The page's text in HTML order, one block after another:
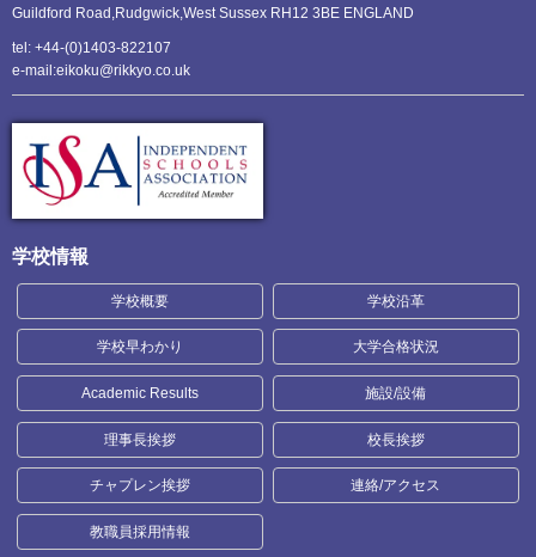
Guildford Road,Rudgwick,West Sussex RH12 3BE ENGLAND
tel: +44-(0)1403-822107
e-mail:eikoku@rikkyo.co.uk
学校情報
学校概要 学校沿革
学校早わかり 大学合格状況
Academic Results 施設/設備
理事長挨拶 校長挨拶
チャプレン挨拶 連絡/アクセス
教職員採用情報